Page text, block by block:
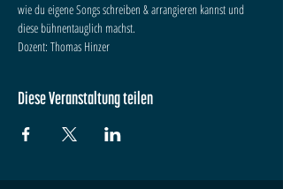
wie du eigene Songs schreiben & arrangieren kannst und
diese bühnentauglich machst.
Dozent: Thomas Hinzer
Diese Veranstaltung teilen